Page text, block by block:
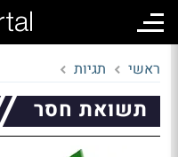
ראשי תגיות
תשואת חסר